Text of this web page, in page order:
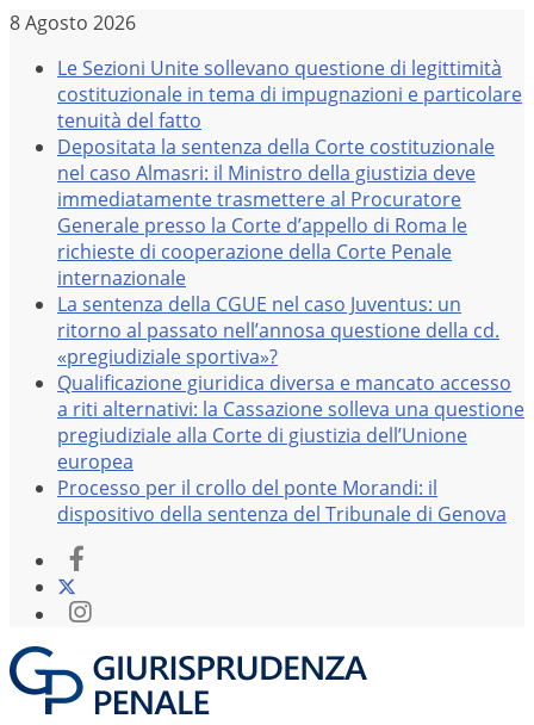
Salta
contenuto
8 Agosto 2026
Le Sezioni Unite sollevano questione di legittimità
costituzionale in tema di impugnazioni e particolare
tenuità del fatto
Depositata la sentenza della Corte costituzionale
nel caso Almasri: il Ministro della giustizia deve
immediatamente trasmettere al Procuratore
Generale presso la Corte d’appello di Roma le
richieste di cooperazione della Corte Penale
internazionale
La sentenza della CGUE nel caso Juventus: un
ritorno al passato nell’annosa questione della cd.
«pregiudiziale sportiva»?
Qualificazione giuridica diversa e mancato accesso
a riti alternativi: la Cassazione solleva una questione
pregiudiziale alla Corte di giustizia dell’Unione
europea
Processo per il crollo del ponte Morandi: il
dispositivo della sentenza del Tribunale di Genova